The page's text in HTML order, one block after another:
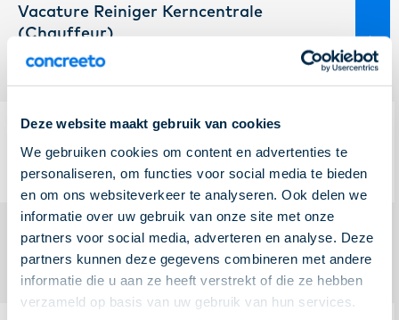
Deze website maakt gebruik van cookies
We gebruiken cookies om content en advertenties te
personaliseren, om functies voor social media te bieden
en om ons websiteverkeer te analyseren. Ook delen we
informatie over uw gebruik van onze site met onze
partners voor social media, adverteren en analyse. Deze
partners kunnen deze gegevens combineren met andere
informatie die u aan ze heeft verstrekt of die ze hebben
verzameld op basis van uw gebruik van hun services.
Vacature Reiniger Kerncentrale
(Chauffeur)
Schoonmaak Borssele
Vacature Industriele verpakker
Alphen aan den Rijn Fulltime
Vacature Industrie Cleaner
Schoonmaak Maasvlakte Rotterdam